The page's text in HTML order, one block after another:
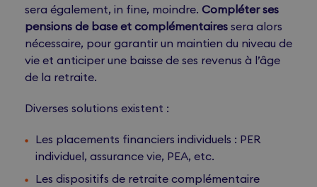
sera également, in fine, moindre. Compléter ses
pensions de base et complémentaires sera alors
nécessaire, pour garantir un maintien du niveau de
vie et anticiper une baisse de ses revenus à l’âge
de la retraite.
Diverses solutions existent :
Les placements financiers individuels : PER
individuel, assurance vie, PEA, etc.
Les dispositifs de retraite complémentaire